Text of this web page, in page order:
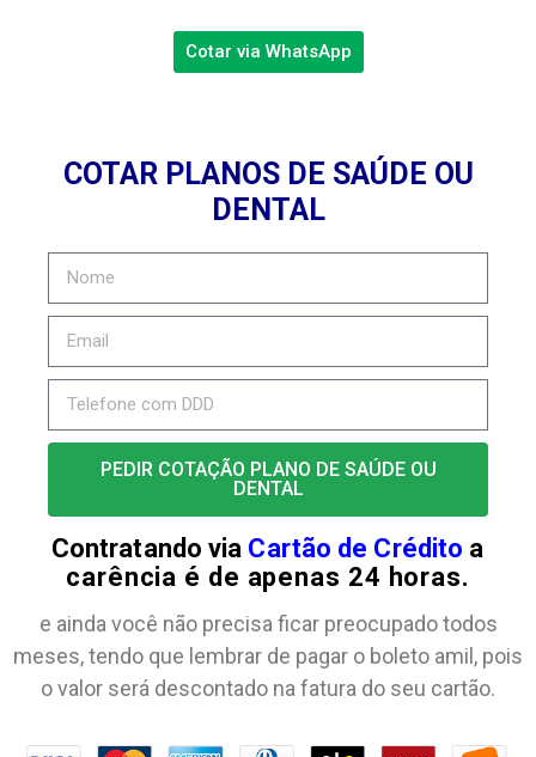
Cotar via WhatsApp
COTAR PLANOS DE SAÚDE OU
DENTAL
PEDIR COTAÇÃO PLANO DE SAÚDE OU
DENTAL
Contratando via Cartão de Crédito a
carência é de apenas 24 horas.
e ainda você não precisa ficar preocupado todos
meses, tendo que lembrar de pagar o boleto amil, pois
o valor será descontado na fatura do seu cartão.